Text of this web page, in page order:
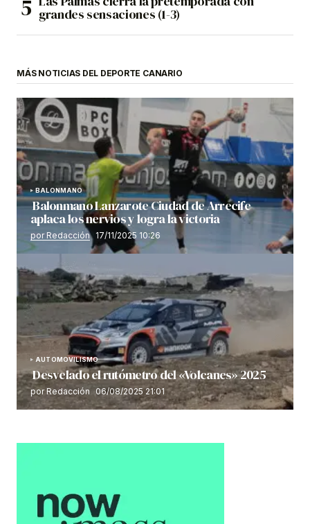
grandes sensaciones (1-3)
MÁS NOTICIAS DEL DEPORTE CANARIO
BALONMANO
Balonmano Lanzarote Ciudad de Arrecife
aplaca los nervios y logra la victoria
por Redacción 17/11/2025 10:26
AUTOMOVILISMO
Desvelado el rutómetro del «Volcanes» 2025
por Redacción 06/08/2025 21:01